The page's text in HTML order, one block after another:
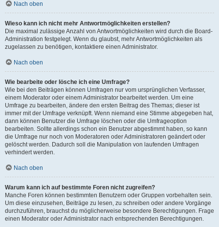
Nach oben
Wieso kann ich nicht mehr Antwortmöglichkeiten erstellen?
Die maximal zulässige Anzahl von Antwortmöglichkeiten wird durch die Board-
Administration festgelegt. Wenn du glaubst, mehr Antwortmöglichkeiten als
zugelassen zu benötigen, kontaktiere einen Administrator.
Nach oben
Wie bearbeite oder lösche ich eine Umfrage?
Wie bei den Beiträgen können Umfragen nur vom ursprünglichen Verfasser,
einem Moderator oder einem Administrator bearbeitet werden. Um eine
Umfrage zu bearbeiten, ändere den ersten Beitrag des Themas; dieser ist
immer mit der Umfrage verknüpft. Wenn niemand eine Stimme abgegeben hat,
dann können Benutzer die Umfrage löschen oder die Umfrageoption
bearbeiten. Sollte allerdings schon ein Benutzer abgestimmt haben, so kann
die Umfrage nur noch von Moderatoren oder Administratoren geändert oder
gelöscht werden. Dadurch soll die Manipulation von laufenden Umfragen
verhindert werden.
Nach oben
Warum kann ich auf bestimmte Foren nicht zugreifen?
Manche Foren können bestimmten Benutzern oder Gruppen vorbehalten sein.
Um diese einzusehen, Beiträge zu lesen, zu schreiben oder andere Vorgänge
durchzuführen, brauchst du möglicherweise besondere Berechtigungen. Frage
einen Moderator oder Administrator nach entsprechenden Berechtigungen.